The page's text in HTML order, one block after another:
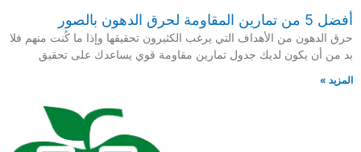
أفضل 5 من تمارين المقاومة لحرق الدهون بالصور
حرق الدهون من الأهداف التي يرغب الكثيرون تحقيقها وإذا ما كُنت منهم فلا
بد من أن يكون لديك جدول تمارين مقاومة قوي يساعدك على تحقيق
المزيد »